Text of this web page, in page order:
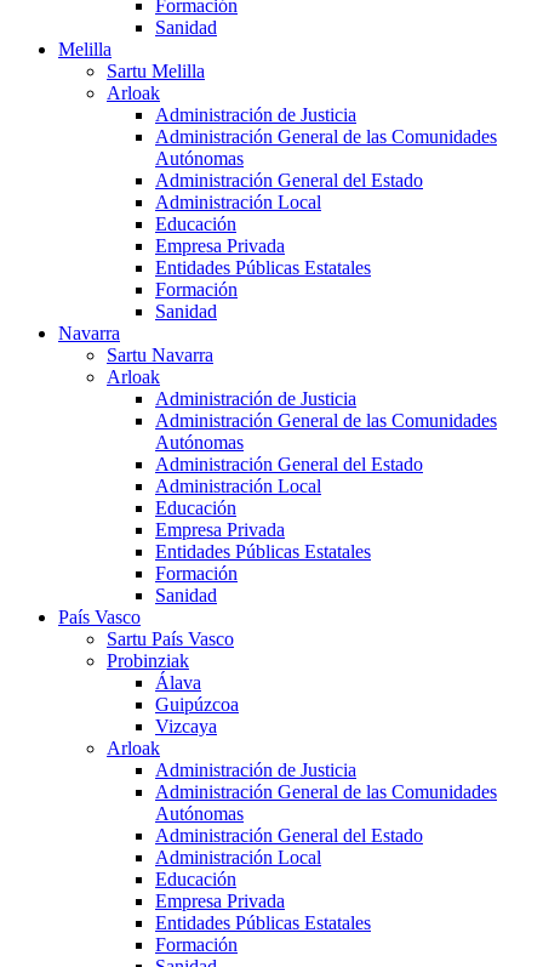
Formación
Sanidad
Melilla
Sartu Melilla
Arloak
Administración de Justicia
Administración General de las Comunidades
Autónomas
Administración General del Estado
Administración Local
Educación
Empresa Privada
Entidades Públicas Estatales
Formación
Sanidad
Navarra
Sartu Navarra
Arloak
Administración de Justicia
Administración General de las Comunidades
Autónomas
Administración General del Estado
Administración Local
Educación
Empresa Privada
Entidades Públicas Estatales
Formación
Sanidad
País Vasco
Sartu País Vasco
Probinziak
Álava
Guipúzcoa
Vizcaya
Arloak
Administración de Justicia
Administración General de las Comunidades
Autónomas
Administración General del Estado
Administración Local
Educación
Empresa Privada
Entidades Públicas Estatales
Formación